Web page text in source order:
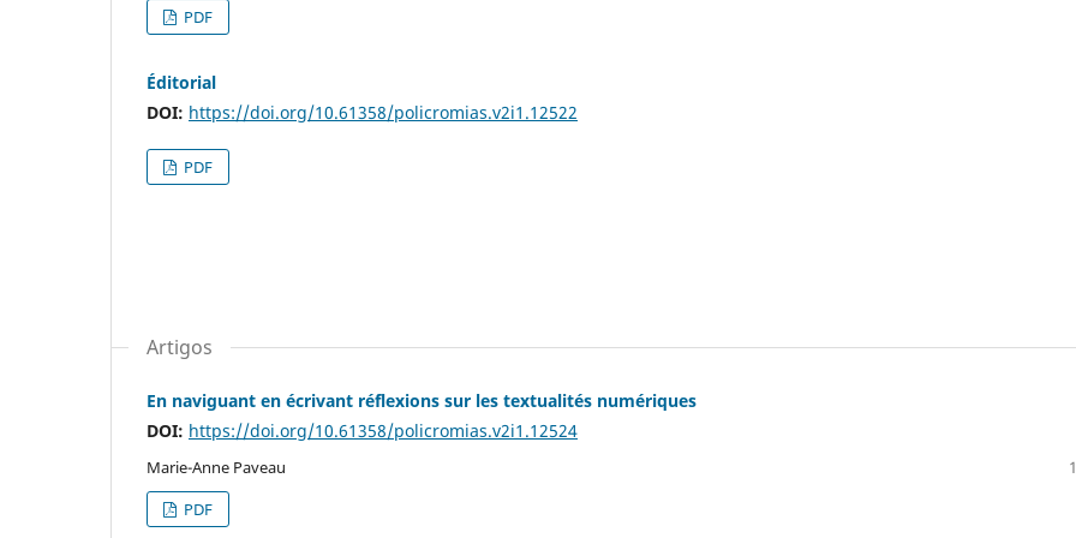
PDF
Éditorial
DOI: https://doi.org/10.61358/policromias.v2i1.12522
PDF
Artigos
En naviguant en écrivant réflexions sur les textualités numériques
DOI: https://doi.org/10.61358/policromias.v2i1.12524
Marie-Anne Paveau
PDF